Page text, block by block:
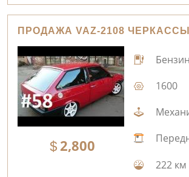
ПРОДАЖА VAZ-2108 ЧЕРКАССЫ
2,800
Бензин
1600
222 км